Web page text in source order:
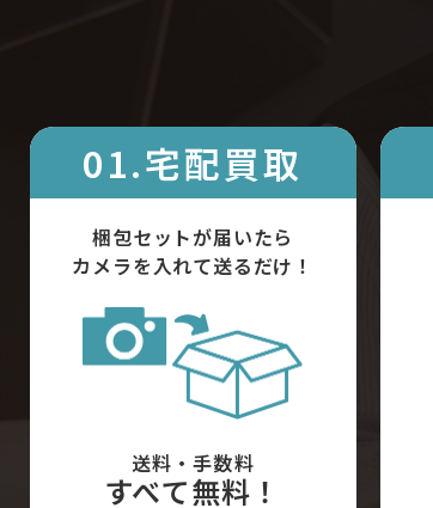
01.宅配買取
梱包セットが届いたら
カメラを入れて送るだけ！
送料・手数料
すべて無料！